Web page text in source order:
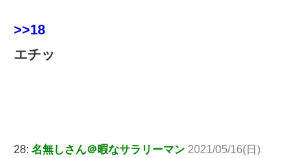
>>18
エチッ
28: 名無しさん＠暇なサラリーマン 2021/05/16(日)